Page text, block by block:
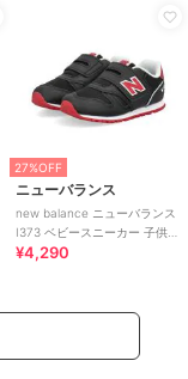
27%OFF
ニューバランス
new balance ニューバランス
I373 ベビースニーカー 子供靴
ワンベルト
¥4,290